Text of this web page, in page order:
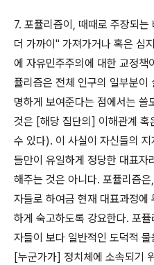
7. 포퓰리즘이, 때때로 주장되
더 가까이" 가져가거나 혹은 심
에 자유민주주의에 대한 교정책
퓰리즘은 전체 인구의 일부분이
명하게 보여준다는 점에서는
것은 [해당 집단의] 이해관계 혹
수 있다). 이 사실이 자신들의
들만이 유일하게 정당한 대표자
해주는 것은 아니다. 포퓰리즘
자들로 하여금 현재 대표과정에
하게 숙고하도록 강요한다. 포
자들이 보다 일반적인 도덕적
[누군가가] 정치체에 소속되기